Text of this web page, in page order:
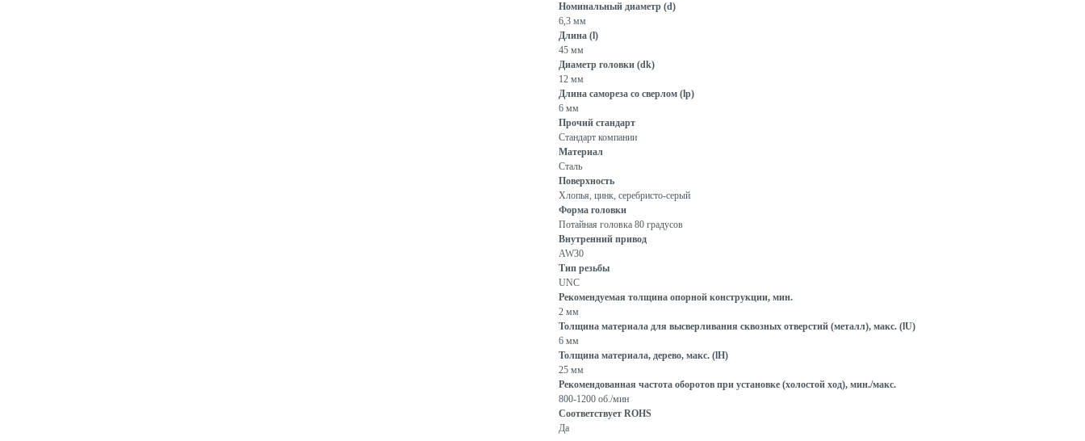
Номинальный диаметр (d)
6,3 мм
Длина (l)
45 мм
Диаметр головки (dk)
12 мм
Длина самореза со сверлом (lp)
6 мм
Прочий стандарт
Стандарт компании
Материал
Сталь
Поверхность
Хлопья, цинк, серебристо-серый
Форма головки
Потайная головка 80 градусов
Внутренний привод
AW30
Тип резьбы
UNC
Рекомендуемая толщина опорной конструкции, мин.
2 мм
Толщина материала для высверливания сквозных отверстий (металл), макс. (lU)
6 мм
Толщина материала, дерево, макс. (lH)
25 мм
Рекомендованная частота оборотов при установке (холостой ход), мин./макс.
800-1200 об./мин
Соответствует ROHS
Да